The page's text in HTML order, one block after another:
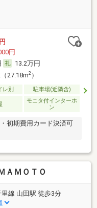
円
13.2万円
27.18m2）
レ別 駐車場(近隣含)
モニタ付インターホ
ン
初期費用カード決済可
ＡＭＯＴＯ
里線 山田駅 徒歩3分